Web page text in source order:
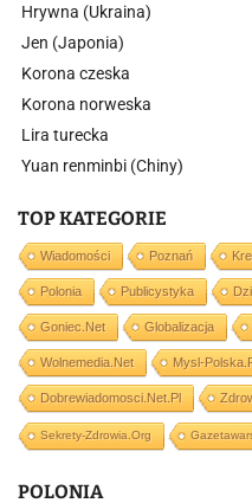
Hrywna (Ukraina)
Jen (Japonia)
Korona czeska
Korona norweska
Lira turecka
Yuan renminbi (Chiny)
TOP KATEGORIE
Wiadomości Poznań
Polonia Publicystyka
Goniec.net Globalizacja
Wolnemedia.net Mysl-
Dobrewiadomosci.net.pl
Sekrety-Zdrowia.org
POLONIA